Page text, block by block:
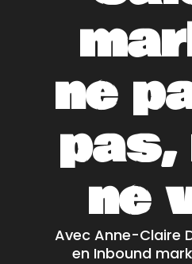
ne
pas,
ne
Avec Anne-Claire
en Inbound